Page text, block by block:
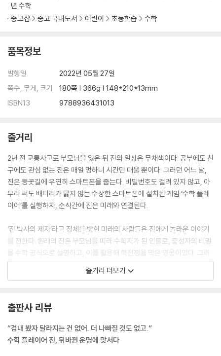
년 수학
중고샵
중고 국내도서 어린이 초등학습 수학
품목정보
발행일
2022년 05월 27일
쪽수, 무게, 크기
180쪽 | 366g | 148*210*13mm
ISBN13
9788936431013
줄거리
2년 전 교통사고로 부모님을 잃은 뒤 진의 일상은 무채색이다. 공부에도 친
구에도 관심 없는 진은 매일 멍하니 시간만 때울 뿐이다. 그러던 어느 날,
진은 등굣길에 우연히 스마트폰을 줍는다. 비밀번호도 걸려 있지 않고, 아
무리 써도 배터리가 닳지 않는 수상한 스마트폰에 설치된 게임 ‘수학 플레
이어’를 실행하자, 순식간에 진은 미래와 연결된다.
‘진 박사의 제자’라고 정체를 밝힌 미래의 사람들은 진에게 놀라운 이야기
를 전한다. 원래의 진은 부모님을 따라 수학자가 된 인물로, 중성자의 비밀
을 수학 공식으로 설명하고, 이를 활용해 핵전쟁을 막은 영웅이었다. 그러
나 핵전쟁을 원하는 세력이 블랙홀을 이용해 진의 과거에 개입했고, 진의
부모를 죽음으로 내몬 것. 부모가 세상을 떠난 뒤 공부와는 담을 쌓고 지내
지식을 익히며 위대한 수학자로 성장하라는 미션을 내린다. 그리고 진과
마찬가지로 위기에 처한 동료들을 찾으라고 이야기한다.
줄거리 더보기
출판사 리뷰
“겁내 봤자 달라지는 건 없어. 더 나빠질 것도 없고.”
수학 플레이어 진, 뒤바뀐 운명에 맞서다